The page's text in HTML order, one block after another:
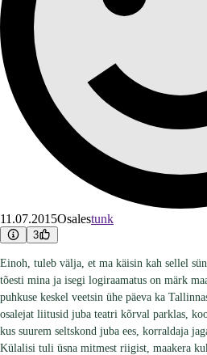
11.07.2015Osalestunk
3
Einoh, tuleb välja, et ma käisin kah sellel
tõesti mina ja isegi logiraamatus on märk
puhkuse keskel veetsin ühe päeva ka
osalejat liitusid juba teatri kõrval parklas,
kus suurem seltskond juba ees, korraldaja
Külalisi tuli üsna mitmest riigist, maakera